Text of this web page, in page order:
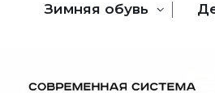
Зимняя обувь